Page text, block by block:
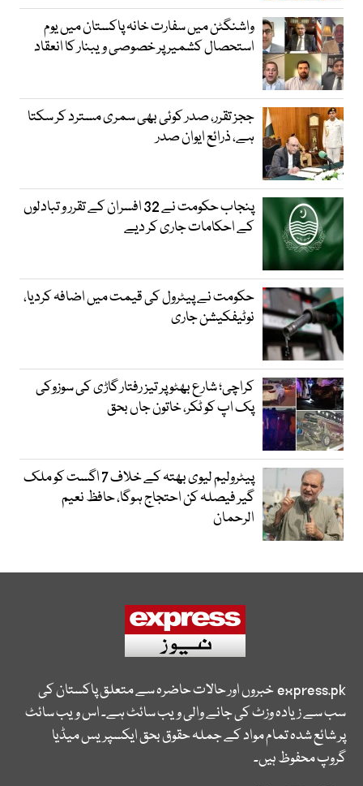
واشنگٹن میں سفارت خانہ پاکستان میں یوم
استحصال کشمیر پر خصوصی ویبنار کا انعقاد
ججز تقرر، صدر کوئی بھی سمری مسترد کر سکتا
ہے، ذرائع ایوان صدر
پنجاب حکومت نے 32 افسران کے تقرر و تبادلوں
کے احکامات جاری کر دیے
حکومت نے پیٹرول کی قیمت میں اضافہ کردیا،
نوٹیفکیشن جاری
کراچی؛ شارع بھٹو پر تیز رفتار گاڑی کی سوزوکی
پک اپ کو ٹکر، خاتون جاں بحق
پیٹرولیم لیوی بھتہ کے خلاف 7 اگست کو ملک
گیر فیصلہ کن احتجاج ہوگا، حافظ نعیم
الرحمان
express.pkخبروں اور حالات حاضرہ سے متعلق پاکستان کی
سب سے زیادہ وزٹ کی جانے والی ویب سائٹ ہے۔ اس ویب سائٹ
پر شائع شدہ تمام مواد کے جملہ حقوق بحق ایکسپریس میڈیا
گروپ محفوظ ہیں۔